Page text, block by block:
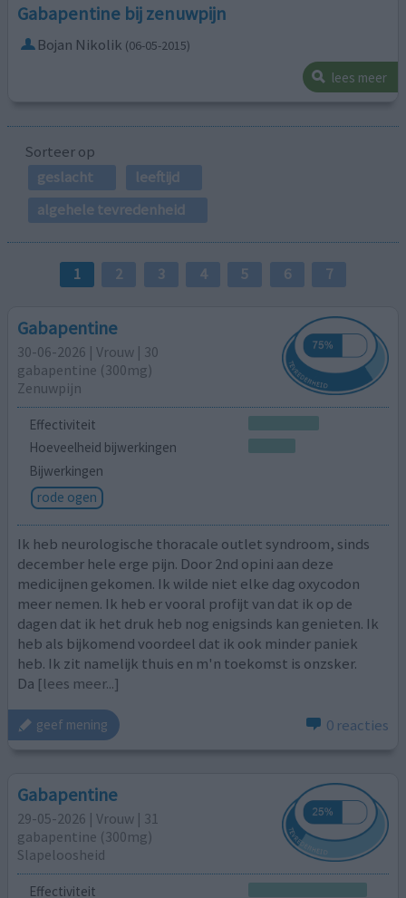
Gabapentine bij zenuwpijn
Bojan Nikolik (06-05-2015)
lees meer
Sorteer op
geslacht
leeftijd
algehele tevredenheid
1 2 3 4 5 6 7
Gabapentine
30-06-2026 | Vrouw | 30
gabapentine (300mg)
Zenuwpijn
Effectiviteit
Hoeveelheid bijwerkingen
Bijwerkingen
rode ogen
Ik heb neurologische thoracale outlet syndroom, sinds
december hele erge pijn. Door 2nd opini aan deze
medicijnen gekomen. Ik wilde niet elke dag oxycodon
meer nemen. Ik heb er vooral profijt van dat ik op de
dagen dat ik het druk heb nog enigsinds kan genieten. Ik
heb als bijkomend voordeel dat ik ook minder paniek
heb. Ik zit namelijk thuis en m'n toekomst is onzsker.
Da [lees meer...]
geef mening 0 reacties
Gabapentine
29-05-2026 | Vrouw | 31
gabapentine (300mg)
Slapeloosheid
Effectiviteit